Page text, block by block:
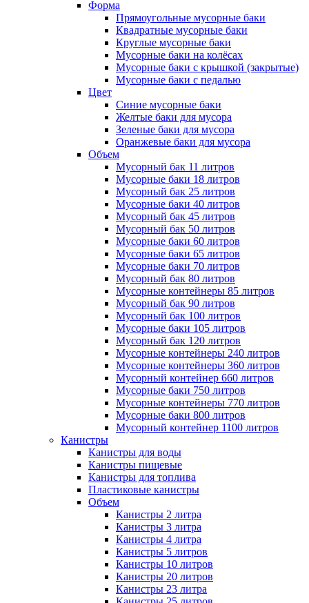
Форма
Прямоугольные мусорные баки
Квадратные мусорные баки
Круглые мусорные баки
Мусорные баки на колёсах
Мусорные баки с крышкой (закрытые)
Мусорные баки с педалью
Цвет
Синие мусорные баки
Желтые баки для мусора
Зеленые баки для мусора
Оранжевые баки для мусора
Объем
Мусорный бак 11 литров
Мусорные баки 18 литров
Мусорный бак 25 литров
Мусорные баки 40 литров
Мусорный бак 45 литров
Мусорный бак 50 литров
Мусорные баки 60 литров
Мусорные баки 65 литров
Мусорные баки 70 литров
Мусорный бак 80 литров
Мусорные контейнеры 85 литров
Мусорный бак 90 литров
Мусорный бак 100 литров
Мусорные баки 105 литров
Мусорный бак 120 литров
Мусорные контейнеры 240 литров
Мусорные контейнеры 360 литров
Мусорный контейнер 660 литров
Мусорные баки 750 литров
Мусорные контейнеры 770 литров
Мусорные баки 800 литров
Мусорный контейнер 1100 литров
Канистры
Канистры для воды
Канистры пищевые
Канистры для топлива
Пластиковые канистры
Объем
Канистры 2 литра
Канистры 3 литра
Канистры 4 литра
Канистры 5 литров
Канистры 10 литров
Канистры 20 литров
Канистры 23 литра